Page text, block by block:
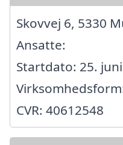
Skovvej 6, 5330
Ansatte:
Startdato: 25.
CVR: 40612548